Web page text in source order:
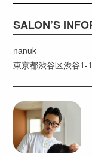
SALON’S
nanuk
東京都渋谷区渋谷1-